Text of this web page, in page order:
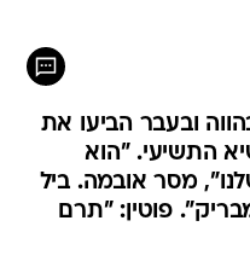
ובעבר הביעו את
התשיעי. "הוא
מסר אובמה. ביל
פוטין: "תרם